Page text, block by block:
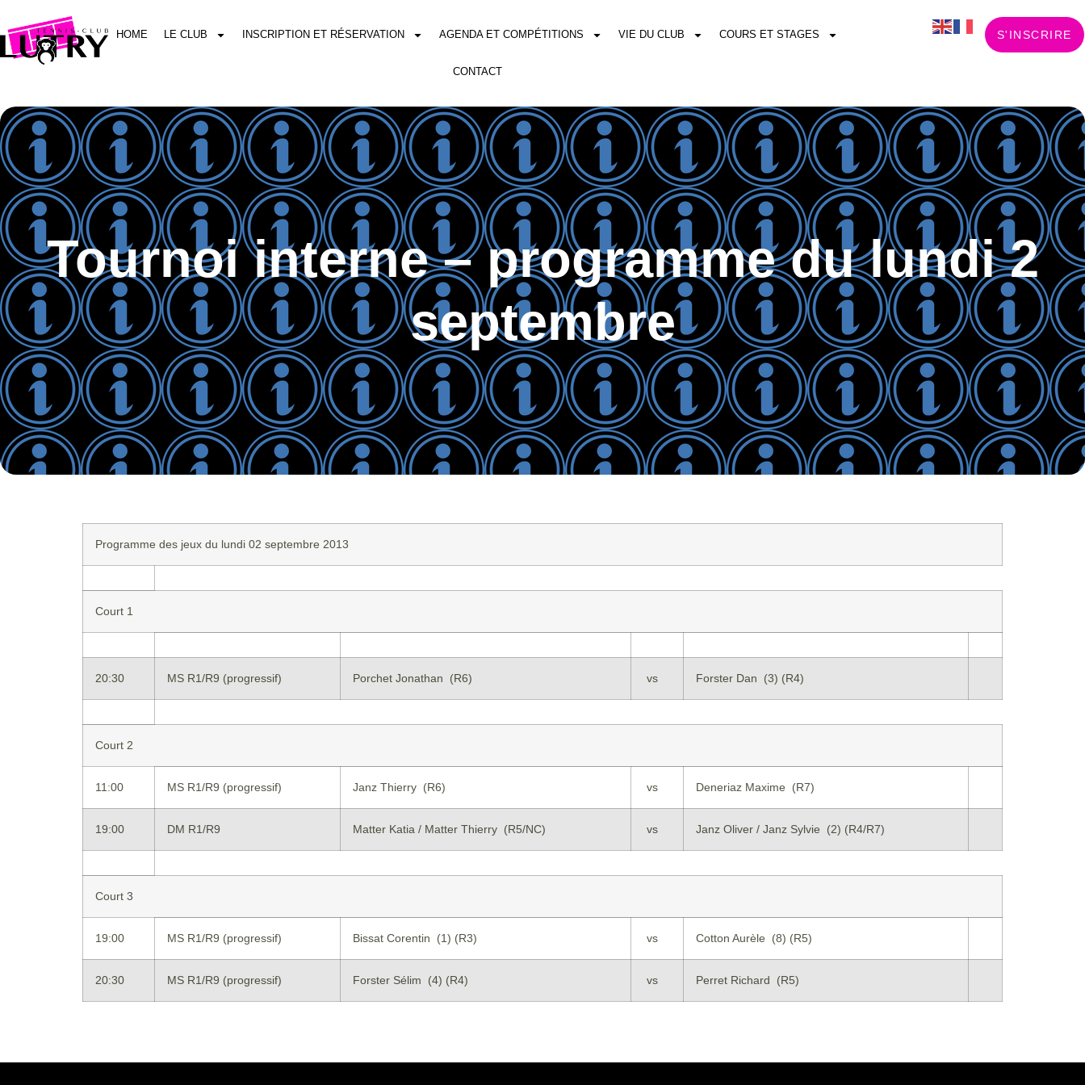
HOME LE CLUB INSCRIPTION ET RÉSERVATION AGENDA ET COMPÉTITIONS VIE DU CLUB COURS ET STAGES
CONTACT
S'INSCRIRE
Tournoi interne – programme du lundi 2
septembre
Programme des jeux du lundi 02 septembre 2013
Court 1
20:30 MS R1/R9 (progressif) Porchet Jonathan (R6) vs Forster Dan (3) (R4)
Court 2
11:00 MS R1/R9 (progressif) Janz Thierry (R6) vs Deneriaz Maxime (R7)
19:00 DM R1/R9 Matter Katia / Matter Thierry (R5/NC) vs Janz Oliver / Janz Sylvie (2) (R4/R7)
Court 3
19:00 MS R1/R9 (progressif) Bissat Corentin (1) (R3) vs Cotton Aurèle (8) (R5)
20:30 MS R1/R9 (progressif) Forster Sélim (4) (R4) vs Perret Richard (R5)